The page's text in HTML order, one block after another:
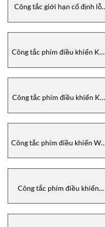
Công tắc giới hạn cố định lỗ
Công tắc phím điều khiển KC
Euchner
Công tắc phím điều khiển KF
Euchner
Công tắc phím điều khiển WE
Euchner
Công tắc phím điều khiển
Euchner